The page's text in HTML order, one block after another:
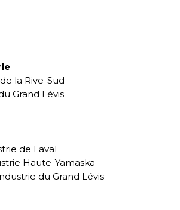
la Rive-Sud
Grand Lévis
de Laval
Haute-Yamaska
du Grand Lévis